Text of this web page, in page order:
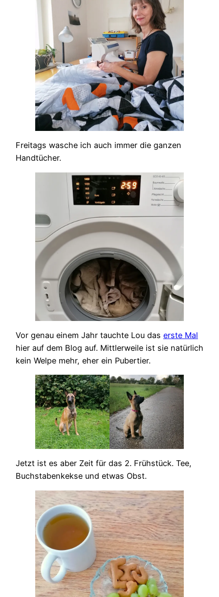
Freitags wasche ich auch immer die ganzen
Handtücher.
Vor genau einem Jahr tauchte Lou das erste Mal
hier auf dem Blog auf. Mittlerweile ist sie natürlich
kein Welpe mehr, eher ein Pubertier.
Jetzt ist es aber Zeit für das 2. Frühstück. Tee,
Buchstabenkekse und etwas Obst.